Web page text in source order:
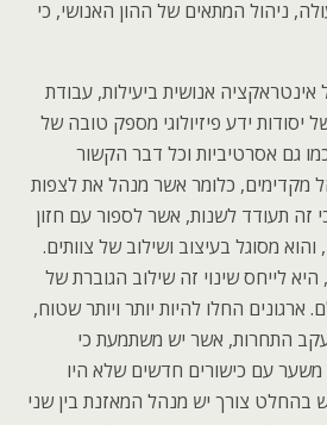
ניהול המתאים של ההון האנושי, כי
אנושית ביעילות, עבודת
יסודות ידע פיזיולוגי מספק טובה של
גם אסרטיביות וכל דבר הקשור
מקדימים, כלומר אשר מנהל את לצפות
זה תעודד לשנות, אשר לספור עם חזון
מסוגל בעיצוב ושילוב של צוותים.
לייחס שינוי זה שילוב הגוברת של
ארגונים החלו להיות יותר ויותר שטוח,
עקב התחרות, אשר יש משתמעת כי
משער עם כישורים חדשים שלא היו
בהחלט צורך יש מנהל המאזנת בין שני